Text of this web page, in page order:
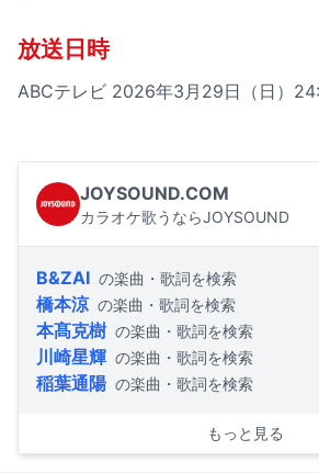
放送日時
ABCテレビ 2026年3月29日（日）
JOYSOUND.COM
カラオケ歌うならJOYSOUND
B&ZAI の楽曲・歌詞を検索
橋本涼 の楽曲・歌詞を検索
本髙克樹 の楽曲・歌詞を検索
川崎星輝 の楽曲・歌詞を検索
稲葉通陽 の楽曲・歌詞を検索
もっと見る